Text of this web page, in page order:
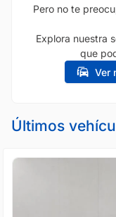
Pero no te
Explora nuestra
que
Ver
Últimos